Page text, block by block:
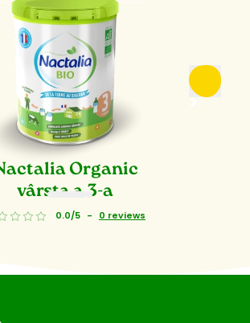
Organic
vârsta a 3-a
0.0/5 - 0 reviews
2